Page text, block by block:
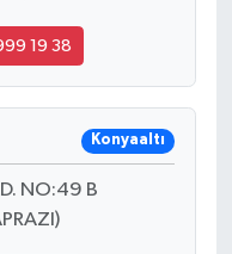
19 38
Konyaaltı
NO:49 B